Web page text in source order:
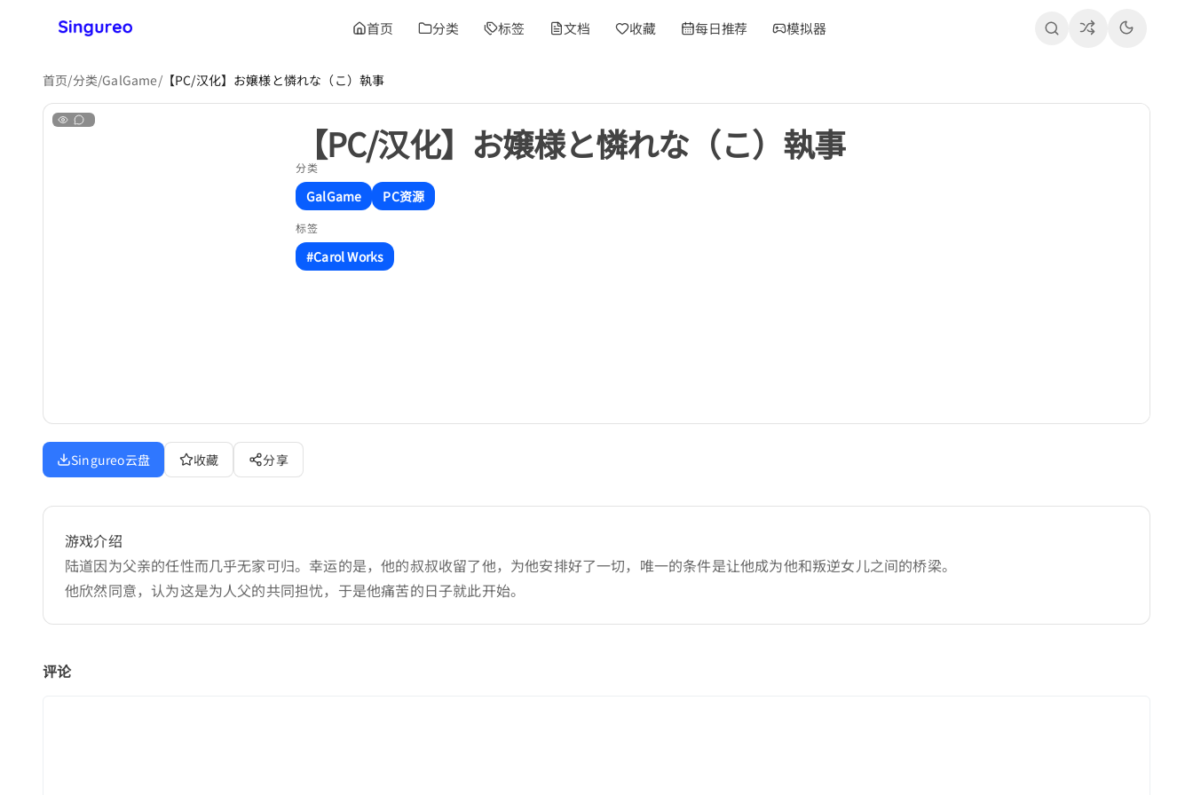
首页 分类 标签 文档 收藏 每日推荐 模拟器
首页/分类/GalGame/【PC/汉化】お嬢様と憐れな（こ）執事
【PC/汉化】お嬢様と憐れな（こ）執事
分类
GalGame PC资源
标签
#Carol Works
Singureo云盘 收藏 分享
游戏介绍
陆道因为父亲的任性而几乎无家可归。幸运的是，他的叔叔收留了他，为他安排好了一切，唯一的条件是让他成为他和叛逆女儿之间的桥梁。
他欣然同意，认为这是为人父的共同担忧，于是他痛苦的日子就此开始。
评论